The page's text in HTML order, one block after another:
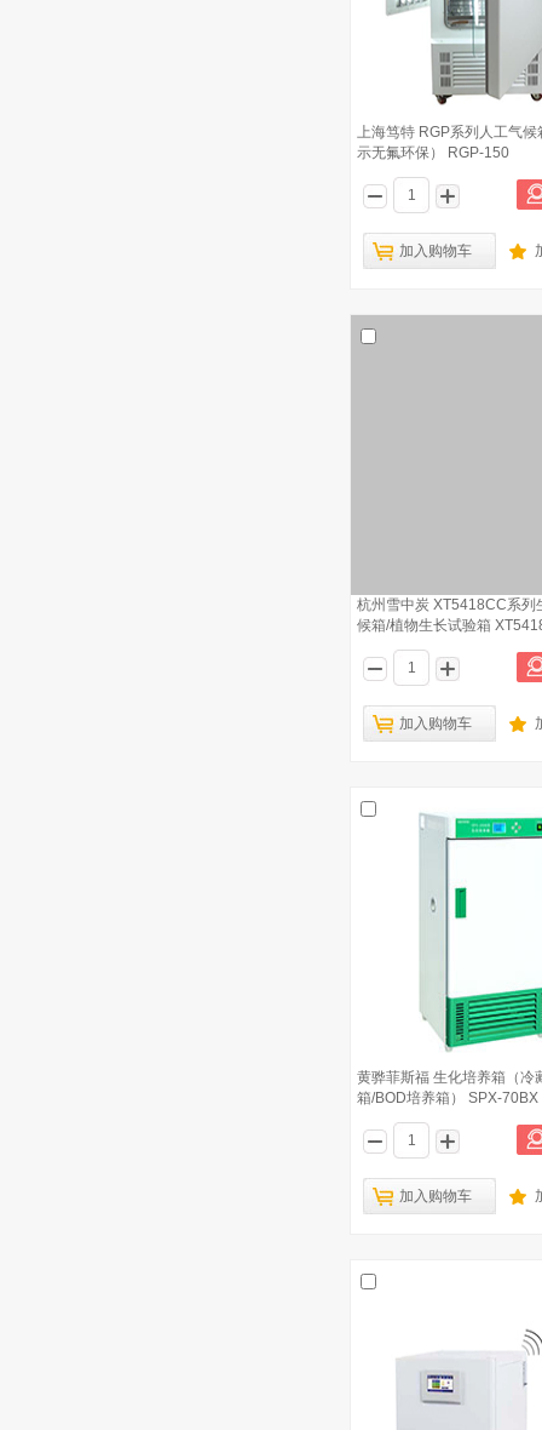
上海笃特 RGP系列人工气候
示无氟环保） RGP-150
加入购物车
杭州雪中炭 XT5418CC系列
候箱/植物生长试验箱
加入购物车
黄骅菲斯福 生化培养箱（冷
箱/BOD培养箱） SPX-70BX
加入购物车